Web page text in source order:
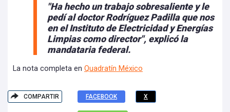
"Ha hecho un trabajo sobresaliente yle
pedí al doctor Rodríguez Padillaque nos
en el Instituto de Electricidad y Energías
Limpias como director", explicó la
mandataria federal.
La nota completa en Quadratín México
COMPARTIR FACEBOOK X